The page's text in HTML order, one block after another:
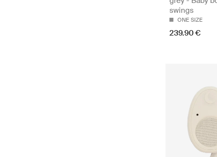
swings
ONE SIZE
239.90 €